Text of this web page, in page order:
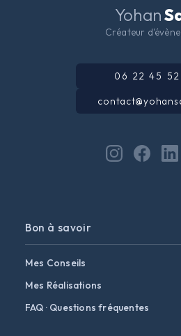
Yohan
Créateur
06 22 45
Bon à savoir
Mes Conseils
Mes Réalisations
FAQ · Questions fréquentes